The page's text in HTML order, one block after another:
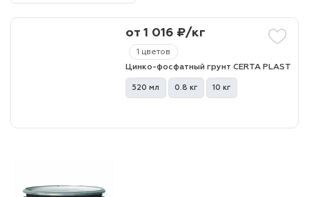
металлу
и эмали
1 цветов
от 1 016 ₽/кг
Цинко-фосфатный грунт CERTA PLAST
520 мл 0.8 кг 10 кг